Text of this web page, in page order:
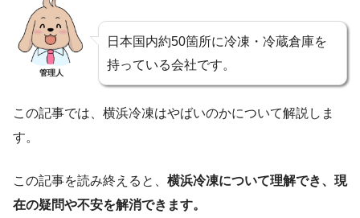
管理人
日本国内約50箇所に冷凍・冷蔵倉庫を
持っている会社です。
この記事では、横浜冷凍はやばいのかについて解説しま
す。
この記事を読み終えると、 横浜冷凍について理解でき、現
在の疑問や不安を解消できます。